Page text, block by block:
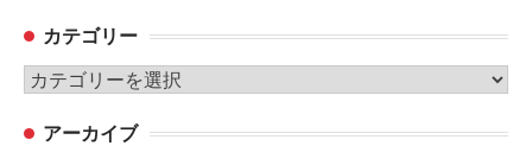
カテゴリー
カ
ゴ アーカイブ